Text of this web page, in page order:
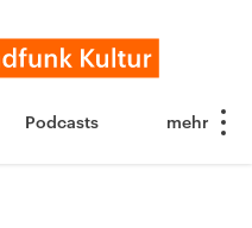
Podcasts